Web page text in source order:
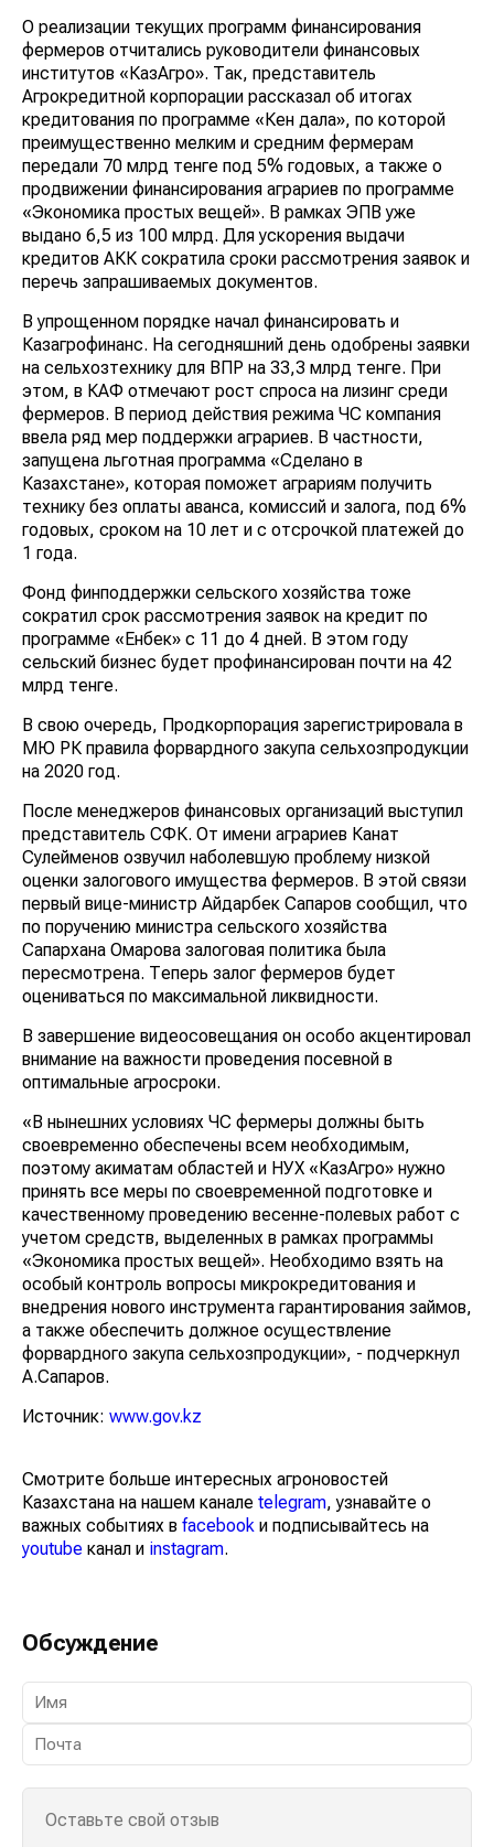
О реализации текущих программ финансирования
фермеров отчитались руководители финансовых
институтов «КазАгро». Так, представитель
Агрокредитной корпорации рассказал об итогах
кредитования по программе «Кен дала», по которой
преимущественно мелким и средним фермерам
передали 70 млрд тенге под 5% годовых, а также о
продвижении финансирования аграриев по программе
«Экономика простых вещей». В рамках ЭПВ уже
выдано 6,5 из 100 млрд. Для ускорения выдачи
кредитов АКК сократила сроки рассмотрения заявок и
перечь запрашиваемых документов.
В упрощенном порядке начал финансировать и
Казагрофинанс. На сегодняшний день одобрены заявки
на сельхозтехнику для ВПР на 33,3 млрд тенге. При
этом, в КАФ отмечают рост спроса на лизинг среди
фермеров. В период действия режима ЧС компания
ввела ряд мер поддержки аграриев. В частности,
запущена льготная программа «Сделано в
Казахстане», которая поможет аграриям получить
технику без оплаты аванса, комиссий и залога, под 6%
годовых, сроком на 10 лет и с отсрочкой платежей до
1 года.
Фонд финподдержки сельского хозяйства тоже
сократил срок рассмотрения заявок на кредит по
программе «Енбек» с 11 до 4 дней. В этом году
сельский бизнес будет профинансирован почти на 42
млрд тенге.
В свою очередь, Продкорпорация зарегистрировала в
МЮ РК правила форвардного закупа сельхозпродукции
на 2020 год.
После менеджеров финансовых организаций выступил
представитель СФК. От имени аграриев Канат
Сулейменов озвучил наболевшую проблему низкой
оценки залогового имущества фермеров. В этой связи
первый вице-министр Айдарбек Сапаров сообщил, что
по поручению министра сельского хозяйства
Сапархана Омарова залоговая политика была
пересмотрена. Теперь залог фермеров будет
оцениваться по максимальной ликвидности.
В завершение видеосовещания он особо акцентировал
внимание на важности проведения посевной в
оптимальные агросроки.
«В нынешних условиях ЧС фермеры должны быть
своевременно обеспечены всем необходимым,
поэтому акиматам областей и НУХ «КазАгро» нужно
принять все меры по своевременной подготовке и
качественному проведению весенне-полевых работ с
учетом средств, выделенных в рамках программы
«Экономика простых вещей». Необходимо взять на
особый контроль вопросы микрокредитования и
внедрения нового инструмента гарантирования займов,
а также обеспечить должное осуществление
форвардного закупа сельхозпродукции», - подчеркнул
А.Сапаров.
Источник: www.gov.kz
Смотрите больше интересных агроновостей
Казахстана на нашем канале telegram, узнавайте о
важных событиях в facebook и подписывайтесь на
youtube канал и instagram.
Обсуждение